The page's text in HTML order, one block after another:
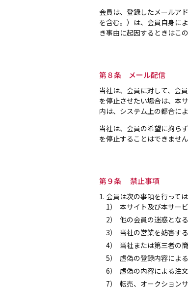
会員は、登録したメールア
を含む。）は、会員自身に
き事由に起因するときはこ
第８条 メール配信
当社は、会員に対して、会
を停止させたい場合は、本
内は、システム上の都合に
当社は、会員の希望に拘ら
を停止することはできません
第９条 禁止事項
1. 会員は次の事項を行って
1）
本サイト及び本サー
2）
他の会員の迷惑とな
3）
当社の営業を妨害す
4）
当社または第三者の
5）
虚偽の登録内容によ
6）
虚偽の内容による注
7）
転売、オークション